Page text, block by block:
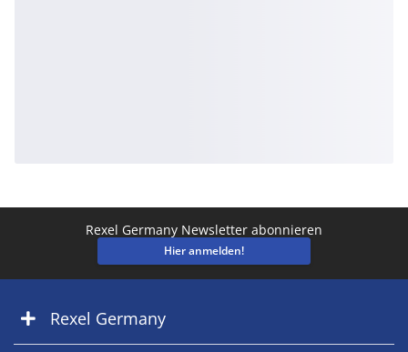
Rexel Germany Newsletter abonnieren
Hier anmelden!
Rexel Germany